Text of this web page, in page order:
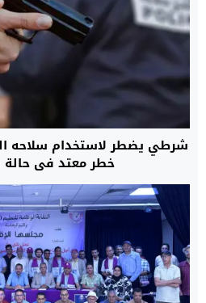
شرطي يضطر لاستخدام سلاحه
خطر معتد في حالة